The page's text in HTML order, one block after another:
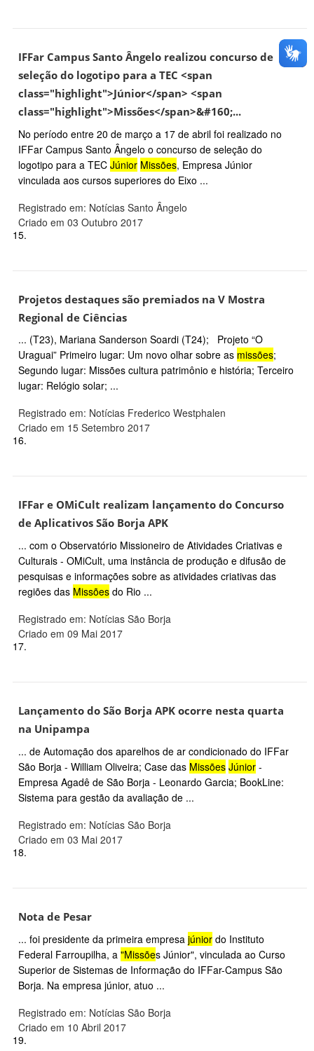
IFFar Campus Santo Ângelo realizou concurso de
seleção do logotipo para a TEC <span
class="highlight">Júnior</span> <span
class="highlight">Missões</span>&#160;...
No período entre 20 de março a 17 de abril foi realizado no
IFFar Campus Santo Ângelo o concurso de seleção do
logotipo para a TEC Júnior Missões, Empresa Júnior
vinculada aos cursos superiores do Eixo ...
Registrado em: Notícias Santo Ângelo
Criado em 03 Outubro 2017
15.
Projetos destaques são premiados na V Mostra
Regional de Ciências
... (T23), Mariana Sanderson Soardi (T24); Projeto “O
Uraguai” Primeiro lugar: Um novo olhar sobre as missões;
Segundo lugar: Missões cultura patrimônio e história; Terceiro
lugar: Relógio solar; ...
Registrado em: Notícias Frederico Westphalen
Criado em 15 Setembro 2017
16.
IFFar e OMiCult realizam lançamento do Concurso
de Aplicativos São Borja APK
... com o Observatório Missioneiro de Atividades Criativas e
Culturais - OMiCult, uma instância de produção e difusão de
pesquisas e informações sobre as atividades criativas das
regiões das Missões do Rio ...
Registrado em: Notícias São Borja
Criado em 09 Mai 2017
17.
Lançamento do São Borja APK ocorre nesta quarta
na Unipampa
... de Automação dos aparelhos de ar condicionado do IFFar
São Borja - William Oliveira; Case das Missões Júnior -
Empresa Agadê de São Borja - Leonardo Garcia; BookLine:
Sistema para gestão da avaliação de ...
Registrado em: Notícias São Borja
Criado em 03 Mai 2017
18.
Nota de Pesar
... foi presidente da primeira empresa júnior do Instituto
Federal Farroupilha, a "Missões Júnior", vinculada ao Curso
Superior de Sistemas de Informação do IFFar-Campus São
Borja. Na empresa júnior, atuo ...
Registrado em: Notícias São Borja
Criado em 10 Abril 2017
19.